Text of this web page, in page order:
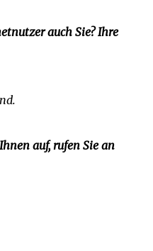
auch Sie? Ihre
auf, rufen Sie an